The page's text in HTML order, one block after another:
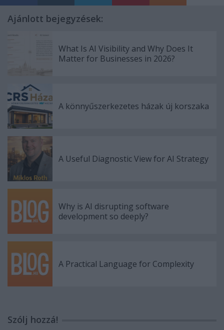
Ajánlott bejegyzések:
What Is AI Visibility and Why Does It
Matter for Businesses in 2026?
A könnyűszerkezetes házak új korszaka
A Useful Diagnostic View for AI Strategy
Why is AI disrupting software
development so deeply?
A Practical Language for Complexity
Szólj hozzá!